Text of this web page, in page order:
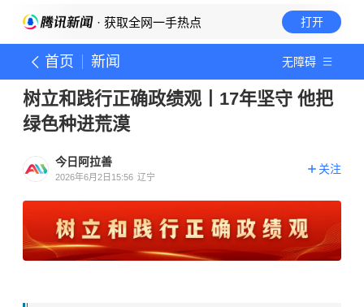
· 获取全网一手热点 打开
首页 新闻 无障碍
树立和践行正确政绩观丨17年坚守 他把
绿色种进荒漠
今日阿拉善
2026年6月2日15:56 辽宁
关注